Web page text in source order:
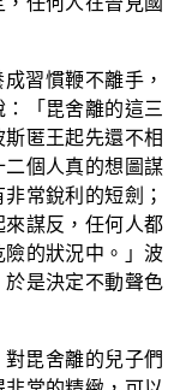
習慣鞭不離手，
「毘舍離的這三
匿王起先還不相
個人真的想圖謀
常銳利的短劍；
謀反，任何人都
的狀況中。」波
是決定不動聲色
毘舍離的兒子們